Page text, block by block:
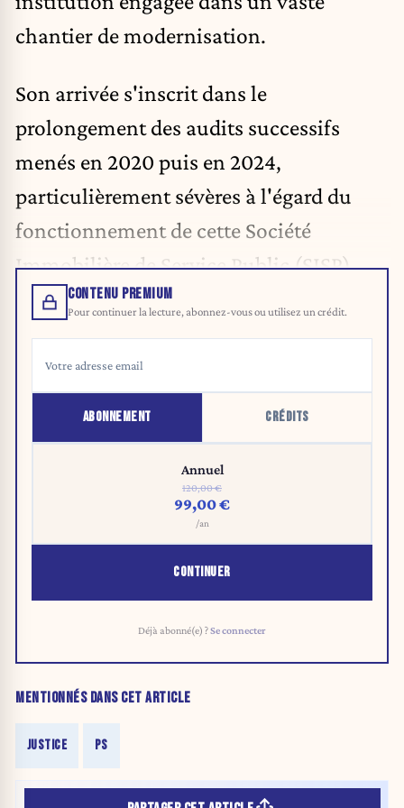
chantier de modernisation.
Son arrivée s'inscrit dans le
prolongement des audits successifs
menés en 2020 puis en 2024,
particulièrement sévères à l'égard du
fonctionnement de cette Société
Immobilière de Service Public (SISP).
CONTENU PREMIUM
Pour continuer la lecture, abonnez-vous ou utilisez un crédit.
ABONNEMENT CRÉDITS
Annuel
120,00 €
99,00 €
/an
CONTINUER
Déjà abonné(e) ?Se connecter
MENTIONNÉS DANS CET ARTICLE
JUSTICE PS